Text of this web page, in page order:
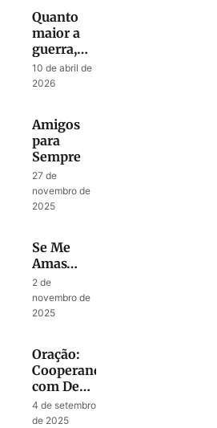
Quanto
maior a
guerra,
maior o
despertar
10 de abril de
2026
Amigos
para
Sempre
27 de
novembro de
2025
Se Me
Amas…
2 de
novembro de
2025
Oração:
Cooperando
com Deus
para
Liberar
4 de setembro
de 2025